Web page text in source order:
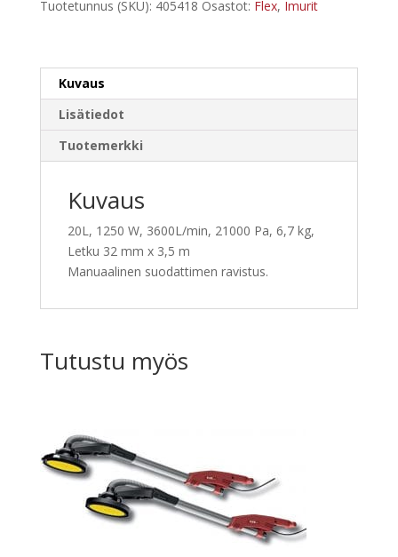
MC
Tuotetunnus (SKU): 405418 Osastot: Flex, Imurit
Kuvaus
Lisätiedot
Tuotemerkki
Kuvaus
20L, 1250 W, 3600L/min, 21000 Pa, 6,7 kg,
Letku 32 mm x 3,5 m
Manuaalinen suodattimen ravistus.
Tutustu myös